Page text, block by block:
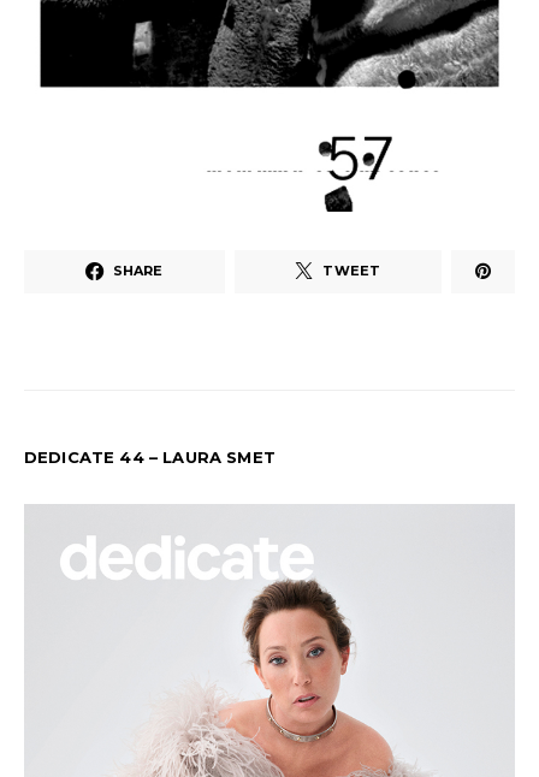
SHARE TWEET
DEDICATE 44 – LAURA SMET